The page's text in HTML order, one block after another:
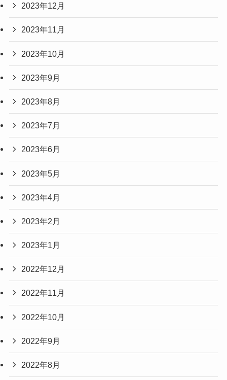
2023年12月
2023年11月
2023年10月
2023年9月
2023年8月
2023年7月
2023年6月
2023年5月
2023年4月
2023年2月
2023年1月
2022年12月
2022年11月
2022年10月
2022年9月
2022年8月